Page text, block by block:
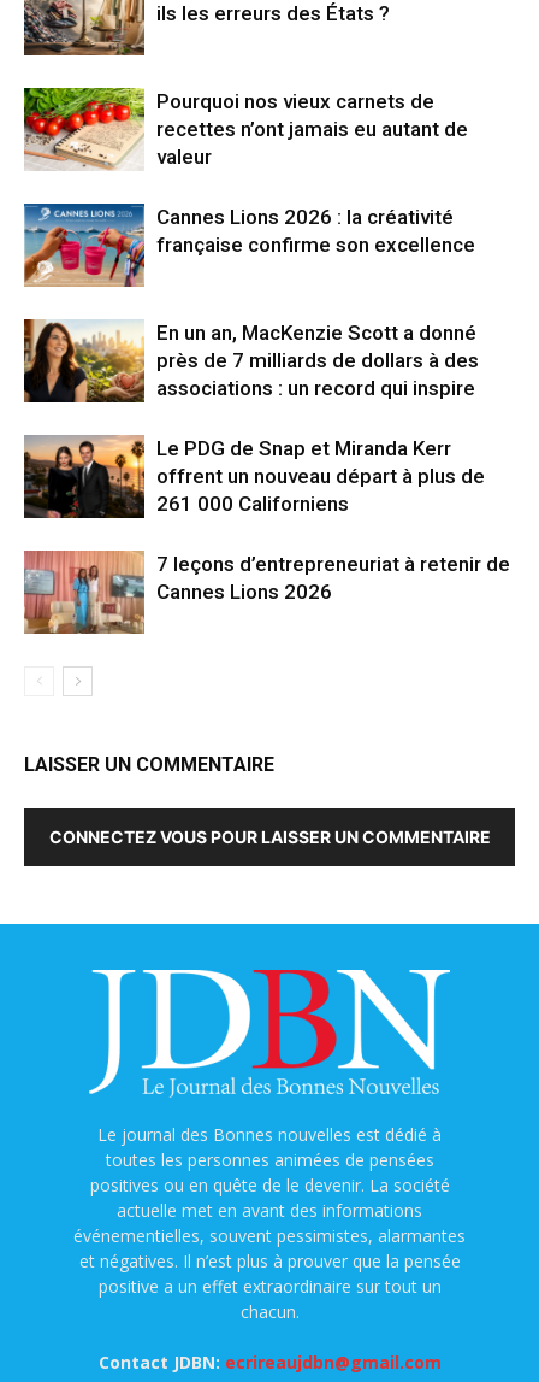
ils les erreurs des États ?
Pourquoi nos vieux carnets de
recettes n’ont jamais eu autant de
valeur
Cannes Lions 2026 : la créativité
française confirme son excellence
En un an, MacKenzie Scott a donné
près de 7 milliards de dollars à des
associations : un record qui inspire
Le PDG de Snap et Miranda Kerr
offrent un nouveau départ à plus de
261 000 Californiens
7 leçons d’entrepreneuriat à retenir de
Cannes Lions 2026
LAISSER UN COMMENTAIRE
CONNECTEZ VOUS POUR LAISSER UN COMMENTAIRE
Le journal des Bonnes nouvelles est dédié à
toutes les personnes animées de pensées
positives ou en quête de le devenir. La société
actuelle met en avant des informations
événementielles, souvent pessimistes, alarmantes
et négatives. Il n’est plus à prouver que la pensée
positive a un effet extraordinaire sur tout un
chacun.
Contact JDBN: ecrireaujdbn@gmail.com